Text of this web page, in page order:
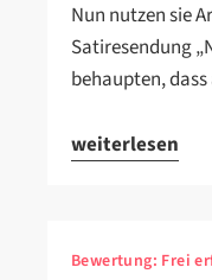
Nun nutzen sie
Satiresendung
behaupten,
weiterlesen
Bewertung: Frei